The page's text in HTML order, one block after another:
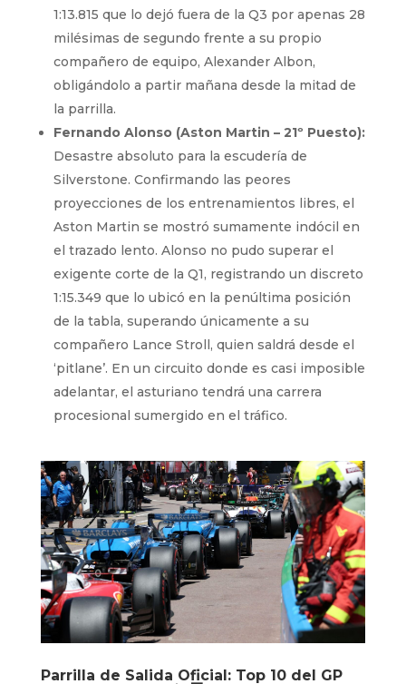
1:13.815 que lo dejó fuera de la Q3 por apenas 28
milésimas de segundo frente a su propio
compañero de equipo, Alexander Albon,
obligándolo a partir mañana desde la mitad de
la parrilla.
Fernando Alonso (Aston Martin – 21º Puesto):
Desastre absoluto para la escudería de
Silverstone. Confirmando las peores
proyecciones de los entrenamientos libres, el
Aston Martin se mostró sumamente indócil en
el trazado lento. Alonso no pudo superar el
exigente corte de la Q1, registrando un discreto
1:15.349 que lo ubicó en la penúltima posición
de la tabla, superando únicamente a su
compañero Lance Stroll, quien saldrá desde el
‘pitlane’. En un circuito donde es casi imposible
adelantar, el asturiano tendrá una carrera
procesional sumergido en el tráfico.
Parrilla de Salida Oficial: Top 10 del GP